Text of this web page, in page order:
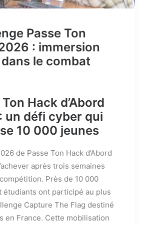
Passe Ton
: immersion
le combat
Hack d’Abord
un défi cyber qui
10 000 jeunes
de Passe Ton Hack d’Abord
après trois semaines
Près de 10 000
étudiants ont participé au plus
Capture The Flag destiné
en France. Cette mobilisation